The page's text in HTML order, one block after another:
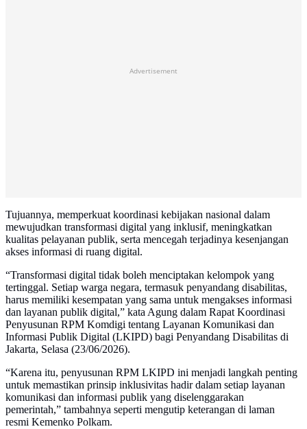
Advertisement
Tujuannya, memperkuat koordinasi kebijakan nasional dalam
mewujudkan transformasi digital yang inklusif, meningkatkan
kualitas pelayanan publik, serta mencegah terjadinya kesenjangan
akses informasi di ruang digital.
“Transformasi digital tidak boleh menciptakan kelompok yang
tertinggal. Setiap warga negara, termasuk penyandang disabilitas,
harus memiliki kesempatan yang sama untuk mengakses informasi
dan layanan publik digital,” kata Agung dalam Rapat Koordinasi
Penyusunan RPM Komdigi tentang Layanan Komunikasi dan
Informasi Publik Digital (LKIPD) bagi Penyandang Disabilitas di
Jakarta, Selasa (23/06/2026).
“Karena itu, penyusunan RPM LKIPD ini menjadi langkah penting
untuk memastikan prinsip inklusivitas hadir dalam setiap layanan
komunikasi dan informasi publik yang diselenggarakan
pemerintah,” tambahnya seperti mengutip keterangan di laman
resmi Kemenko Polkam.